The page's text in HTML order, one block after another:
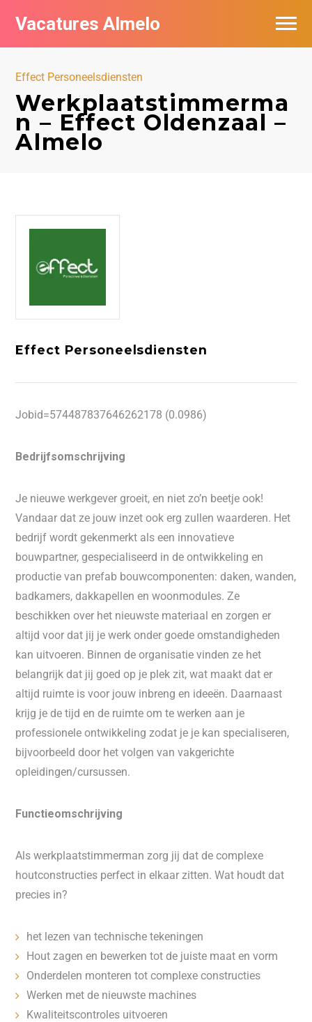
Vacatures Almelo
Effect Personeelsdiensten
Werkplaatstimmerma
n – Effect Oldenzaal –
Almelo
Effect Personeelsdiensten
Jobid=574487837646262178 (0.0986)
Bedrijfsomschrijving
Je nieuwe werkgever groeit, en niet zo’n beetje ook!
Vandaar dat ze jouw inzet ook erg zullen waarderen. Het
bedrijf wordt gekenmerkt als een innovatieve
bouwpartner, gespecialiseerd in de ontwikkeling en
productie van prefab bouwcomponenten: daken, wanden,
badkamers, dakkapellen en woonmodules. Ze
beschikken over het nieuwste materiaal en zorgen er
altijd voor dat jij je werk onder goede omstandigheden
kan uitvoeren. Binnen de organisatie vinden ze het
belangrijk dat jij goed op je plek zit, wat maakt dat er
altijd ruimte is voor jouw inbreng en ideeën. Daarnaast
krijg je de tijd en de ruimte om te werken aan je
professionele ontwikkeling zodat je je kan specialiseren,
bijvoorbeeld door het volgen van vakgerichte
opleidingen/cursussen.
Functieomschrijving
Als werkplaatstimmerman zorg jij dat de complexe
houtconstructies perfect in elkaar zitten. Wat houdt dat
precies in?
het lezen van technische tekeningen
Hout zagen en bewerken tot de juiste maat en vorm
Onderdelen monteren tot complexe constructies
Werken met de nieuwste machines
Kwaliteitscontroles uitvoeren
Vacatures per bedrijf
Nieuwsbrief feed